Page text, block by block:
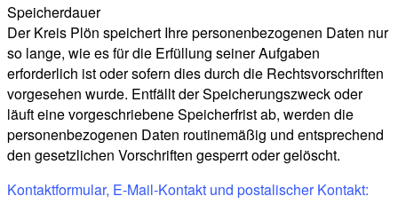
Speicherdauer
Der Kreis Plön speichert Ihre personenbezogenen Daten nur
so lange, wie es für die Erfüllung seiner Aufgaben
erforderlich ist oder sofern dies durch die Rechtsvorschriften
vorgesehen wurde. Entfällt der Speicherungszweck oder
läuft eine vorgeschriebene Speicherfrist ab, werden die
personenbezogenen Daten routinemäßig und entsprechend
den gesetzlichen Vorschriften gesperrt oder gelöscht.
Kontaktformular, E-Mail-Kontakt und postalischer Kontakt: